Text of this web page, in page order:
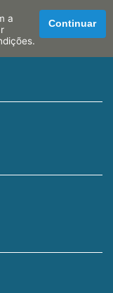
a
Continuar